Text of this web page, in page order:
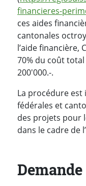
financieres-
ces aides
cantonales
l’aide financière,
70% du coût
200'000.-.
La procédure
fédérales et
des projets pour
dans le cadre de